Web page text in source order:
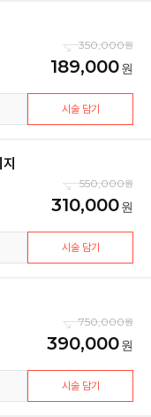
350,000
189,000
시술 담기
550,000
310,000
시술 담기
750,000
390,000
시술 담기